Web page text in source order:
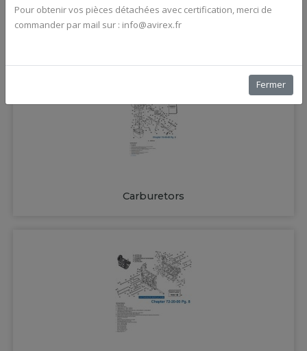
Alternators
Carburetors
Pour obtenir vos pièces détachées avec certification, merci de
commander par mail sur : info@avirex.fr
Fermer